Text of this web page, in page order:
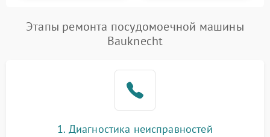
Этапы ремонта посудомоечной машины
Bauknecht
1. Диагностика неисправностей